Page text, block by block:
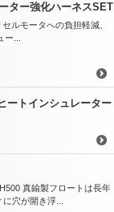
ター強化ハーネスSET
ルモータへの負担軽減、
...
ートインシュレーター
真鍮製フロートは長年
穴が開き浮...